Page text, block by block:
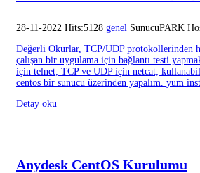
28-11-2022 Hits:5128 genel SunucuPARK
Değerli Okurlar, TCP/UDP protokollerinden
çalışan bir uygulama için bağlantı testi
için telnet; TCP ve UDP için netcat;
centos bir sunucu üzerinden yapalım. yum
Detay oku
Anydesk CentOS Kurulumu